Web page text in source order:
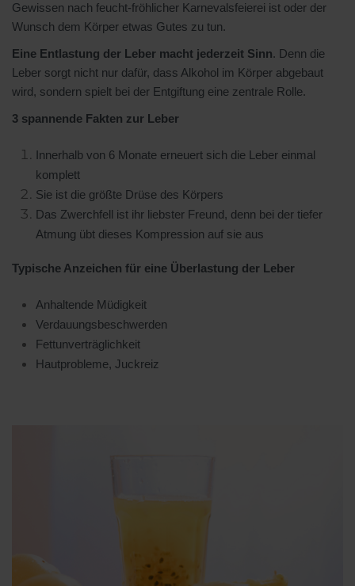
Gewissen nach feucht-fröhlicher Karnevalsfeierei ist oder der
Wunsch dem Körper etwas Gutes zu tun.
Eine Entlastung der Leber macht jederzeit Sinn. Denn die
Leber sorgt nicht nur dafür, dass Alkohol im Körper abgebaut
wird, sondern spielt bei der Entgiftung eine zentrale Rolle.
3 spannende Fakten zur Leber
Innerhalb von 6 Monate erneuert sich die Leber einmal
komplett
Sie ist die größte Drüse des Körpers
Das Zwerchfell ist ihr liebster Freund, denn bei der tiefer
Atmung übt dieses Kompression auf sie aus
Typische Anzeichen für eine Überlastung der Leber
Anhaltende Müdigkeit
Verdauungsbeschwerden
Fettunverträglichkeit
Hautprobleme, Juckreiz